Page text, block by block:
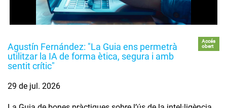
Agustín Fernández: "La Guia ens permetrà
utilitzar la IA de forma ètica, segura i amb
sentit crític"
Accés
obert
29 de jul. 2026